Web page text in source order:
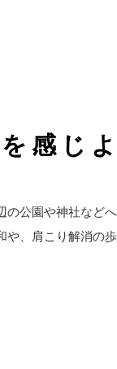
感じ
の公園や神社など
や、肩こり解消の